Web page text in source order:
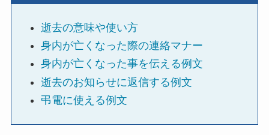
カード型メッセージ
越前和紙
西陣織物
逝去の意味や使い方
身内が亡くなった際の連絡マナー
身内が亡くなった事を伝える例文
逝去のお知らせに返信する例文
弔電に使える例文